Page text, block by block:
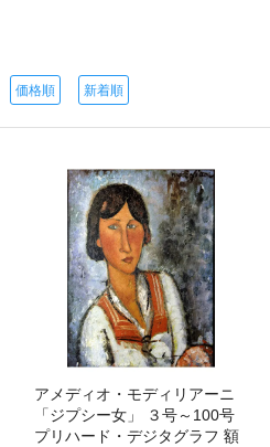
価格順 新着順
アメディオ・モディリアーニ
「ジプシー女」 ３号～100号
プリハード・デジタグラフ 額